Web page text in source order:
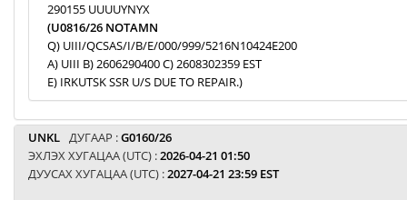
290155 UUUUYNYX
(U0816/26 NOTAMN
Q) UIII/QCSAS/I/B/E/000/999/5216N10424E200
A) UIII B) 2606290400 C) 2608302359 EST
E) IRKUTSK SSR U/S DUE TO REPAIR.)
UNKL ДУГААР :G0160/26
ЭХЛЭХ ХУГАЦАА (UTC) :2026-04-21 01:50
ДУУСАХ ХУГАЦАА (UTC) :2027-04-21 23:59 EST